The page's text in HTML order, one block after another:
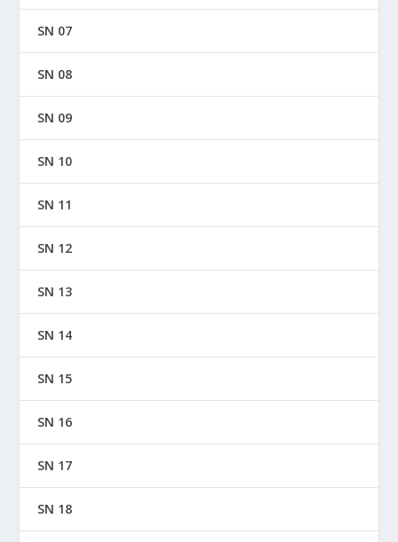
SN 07
SN 08
SN 09
SN 10
SN 11
SN 12
SN 13
SN 14
SN 15
SN 16
SN 17
SN 18